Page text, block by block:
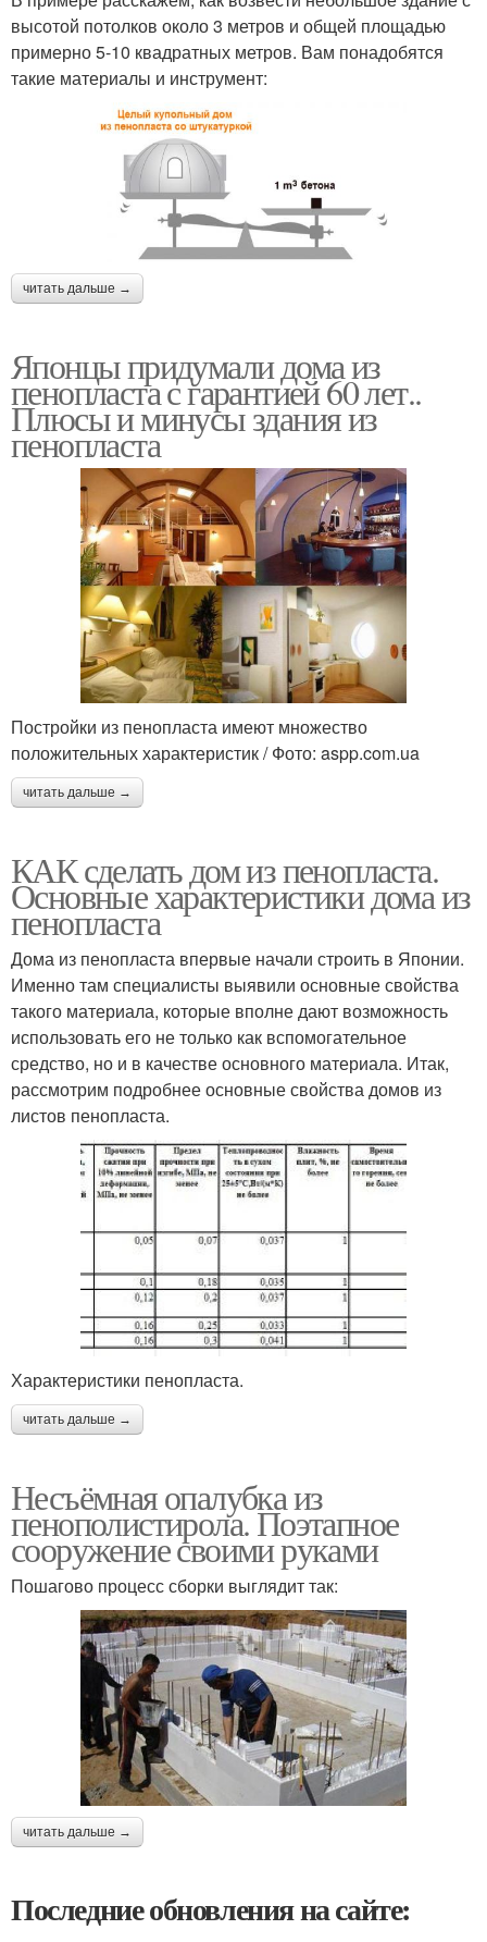
высотой потолков около 3 метров и общей площадью
примерно 5-10 квадратных метров. Вам понадобятся
такие материалы и инструмент:
читать дальше →
Японцы придумали дома из
пенопласта с гарантией 60 лет..
Плюсы и минусы здания из
пенопласта
Постройки из пенопласта имеют множество
положительных характеристик / Фото: aspp.com.ua
читать дальше →
КАК сделать дом из пенопласта.
Основные характеристики дома из
пенопласта
Дома из пенопласта впервые начали строить в Японии.
Именно там специалисты выявили основные свойства
такого материала, которые вполне дают возможность
использовать его не только как вспомогательное
средство, но и в качестве основного материала. Итак,
рассмотрим подробнее основные свойства домов из
листов пенопласта.
Характеристики пенопласта.
читать дальше →
Несъёмная опалубка из
пенополистирола. Поэтапное
сооружение своими руками
Пошагово процесс сборки выглядит так:
читать дальше →
Последние обновления на сайте: